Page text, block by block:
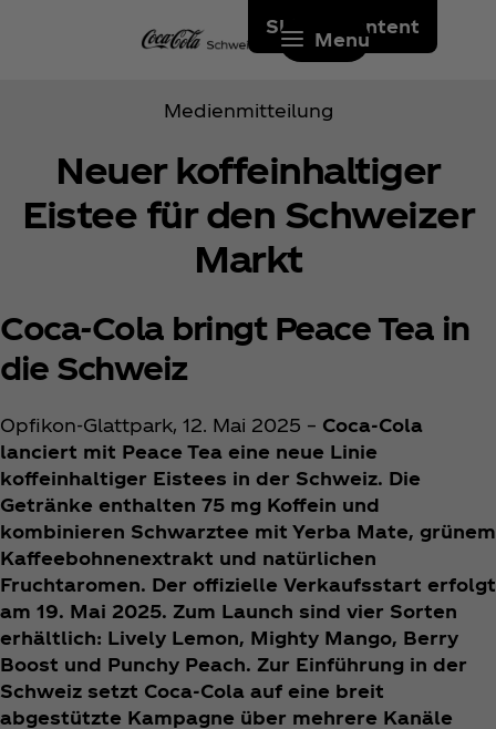
Skip to content
Menu
Medienmitteilung
Neuer koffeinhaltiger
Eistee für den Schweizer
Markt
Coca‑Cola bringt Peace Tea in
die Schweiz
Opfikon-Glattpark, 12. Mai 2025 – Coca‑Cola
lanciert mit Peace Tea eine neue Linie
koffeinhaltiger Eistees in der Schweiz. Die
Getränke enthalten 75 mg Koffein und
kombinieren Schwarztee mit Yerba Mate, grünem
Kaffeebohnenextrakt und natürlichen
Fruchtaromen. Der offizielle Verkaufsstart erfolgt
am 19. Mai 2025. Zum Launch sind vier Sorten
erhältlich: Lively Lemon, Mighty Mango, Berry
Boost und Punchy Peach. Zur Einführung in der
Schweiz setzt Coca‑Cola auf eine breit
abgestützte Kampagne über mehrere Kanäle